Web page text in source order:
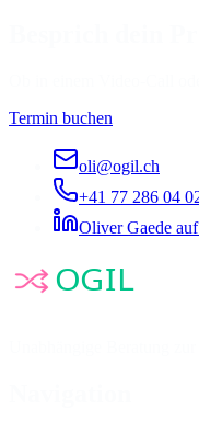
Termin buchen
oli@ogil.ch
+41 77 286 04
Oliver Gaede